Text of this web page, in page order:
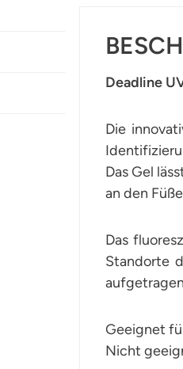
Deadline
Die
Das Gel
an den
Das
Standorte
Geeignet
Nicht